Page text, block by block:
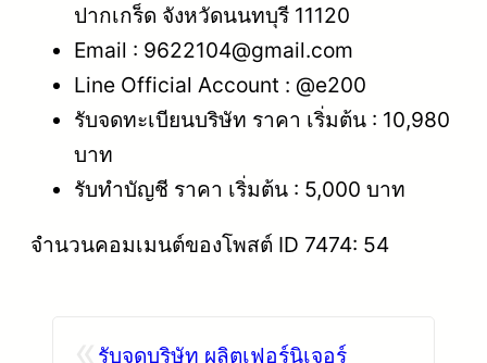
ปากเกร็ด จังหวัดนนทบุรี 11120
Email : 9622104@gmail.com
Line Official Account : @e200
รับจดทะเบียนบริษัท ราคา เริ่มต้น : 10,980
บาท
รับทำบัญชี ราคา เริ่มต้น : 5,000 บาท
จำนวนคอมเมนต์ของโพสต์ ID 7474: 54
รับจดบริษัท ผลิตเฟอร์นิเจอร์